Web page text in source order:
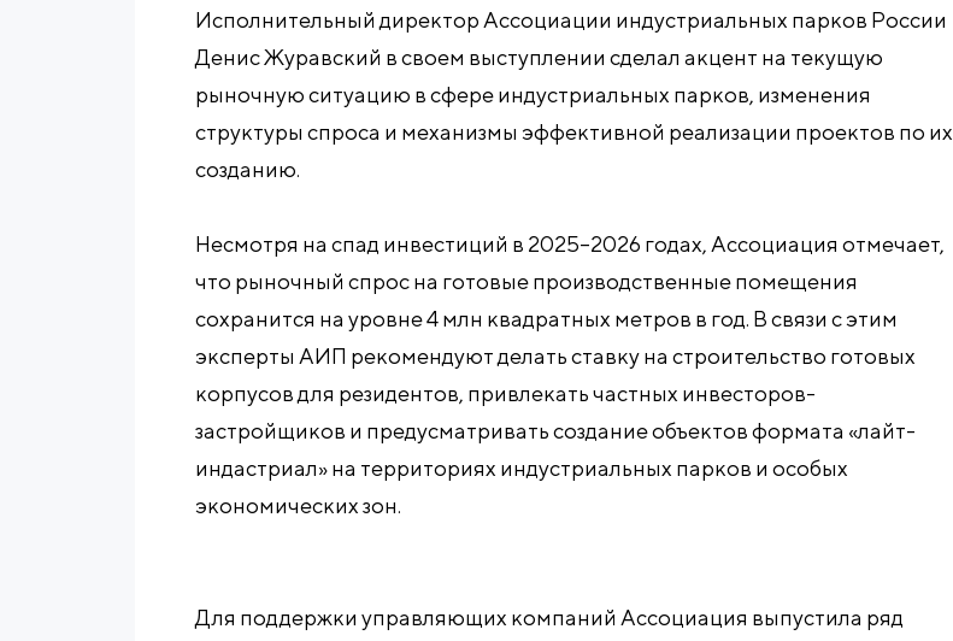
Исполнительный директор Ассоциации индустриальных парков России
Денис Журавский в своем выступлении сделал акцент на текущую
рыночную ситуацию в сфере индустриальных парков, изменения
структуры спроса и механизмы эффективной реализации проектов по их
созданию.
Несмотря на спад инвестиций в 2025–2026 годах, Ассоциация отмечает,
что рыночный спрос на готовые производственные помещения
сохранится на уровне 4 млн квадратных метров в год. В связи с этим
эксперты АИП рекомендуют делать ставку на строительство готовых
корпусов для резидентов, привлекать частных инвесторов-
застройщиков и предусматривать создание объектов формата «лайт-
индастриал» на территориях индустриальных парков и особых
экономических зон.
Для поддержки управляющих компаний Ассоциация выпустила ряд